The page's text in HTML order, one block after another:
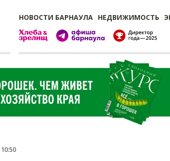
НОВОСТИ БАРНАУЛА НЕДВИЖИМОСТЬ
10:50